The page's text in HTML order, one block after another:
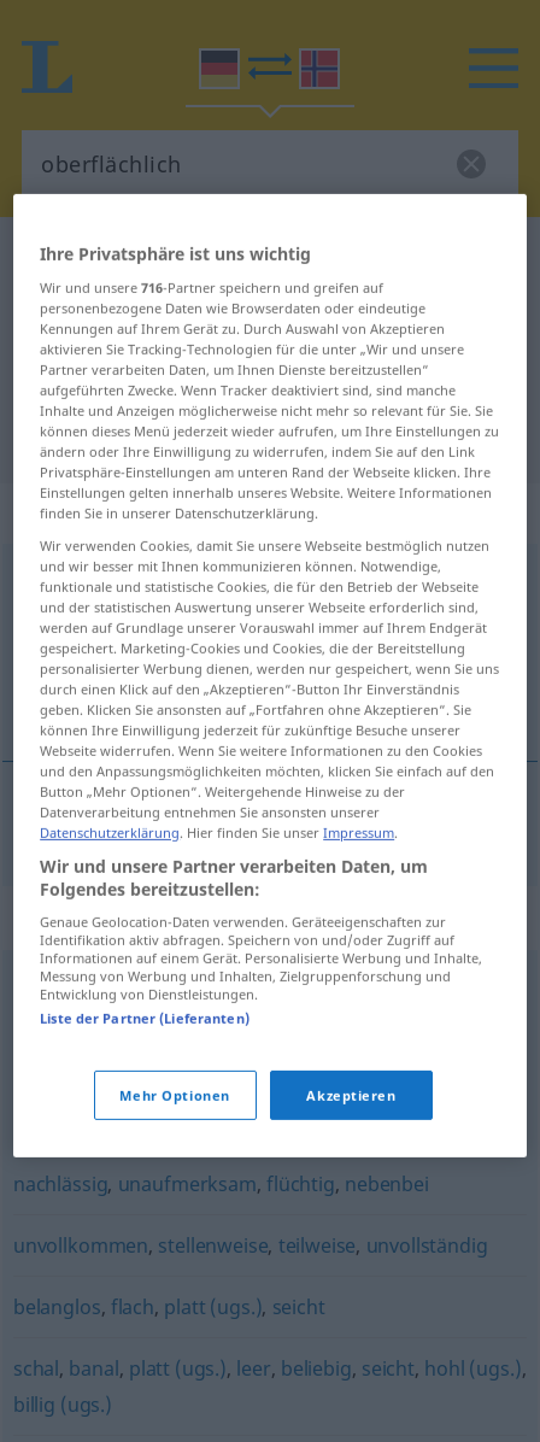
Deutsch-Norwegisch Wörterbuch
Deutsch-Norwegisch Übersetzung
für "oberflächlich"
"oberflächlich" Norwegisch
Übersetzung
„oberflächlich“
oberflächlich
Übersicht aller Übersetzungen
(Für mehr Details die Übersetzung anklicken/antippen)
overfladisk
overfladisk oberflächlich
Synonyme für "oberflächlich"
flüchtig
scheinbar
nachlässig, unaufmerksam,flüchtig, nebenbei
unvollkommen, stellenweise, teilweise, unvollständig
belanglos, flach, platt (ugs.), seicht
schal, banal, platt (ugs.), leer, beliebig, seicht, hohl (ugs.),
billig (ugs.)
Ihre Privatsphäre ist uns wichtig
Wir und unsere716-Partner speichern und greifen auf
personenbezogene Daten wie Browserdaten oder eindeutige
Kennungen auf Ihrem Gerät zu. Durch Auswahl von Akzeptieren
aktivieren Sie Tracking-Technologien für die unter „Wir und unsere
Partner verarbeiten Daten, um Ihnen Dienste bereitzustellen“
aufgeführten Zwecke. Wenn Tracker deaktiviert sind, sind manche
Inhalte und Anzeigen möglicherweise nicht mehr so relevant für Sie. Sie
können dieses Menü jederzeit wieder aufrufen, um Ihre Einstellungen zu
ändern oder Ihre Einwilligung zu widerrufen, indem Sie auf den Link
Privatsphäre-Einstellungen am unteren Rand der Webseite klicken. Ihre
Einstellungen gelten innerhalb unseres Website. Weitere Informationen
finden Sie in unserer Datenschutzerklärung.
Wir verwenden Cookies, damit Sie unsere Webseite bestmöglich nutzen
und wir besser mit Ihnen kommunizieren können. Notwendige,
funktionale und statistische Cookies, die für den Betrieb der Webseite
und der statistischen Auswertung unserer Webseite erforderlich sind,
werden auf Grundlage unserer Vorauswahl immer auf Ihrem Endgerät
gespeichert. Marketing-Cookies und Cookies, die der Bereitstellung
personalisierter Werbung dienen, werden nur gespeichert, wenn Sie uns
durch einen Klick auf den „Akzeptieren“-Button Ihr Einverständnis
geben. Klicken Sie ansonsten auf „Fortfahren ohne Akzeptieren“. Sie
können Ihre Einwilligung jederzeit für zukünftige Besuche unserer
Webseite widerrufen. Wenn Sie weitere Informationen zu den Cookies
und den Anpassungsmöglichkeiten möchten, klicken Sie einfach auf den
Button „Mehr Optionen“. Weitergehende Hinweise zu der
Datenverarbeitung entnehmen Sie ansonsten unserer
Datenschutzerklärung. Hier finden Sie unserImpressum.
Wir und unsere Partner verarbeiten Daten, um
Folgendes bereitzustellen:
Genaue Geolocation-Daten verwenden. Geräteeigenschaften zur
Identifikation aktiv abfragen. Speichern von und/oder Zugriff auf
Informationen auf einem Gerät. Personalisierte Werbung und Inhalte,
Messung von Werbung und Inhalten, Zielgruppenforschung und
Entwicklung von Dienstleistungen.
Liste der Partner (Lieferanten)
Mehr Optionen Akzeptieren